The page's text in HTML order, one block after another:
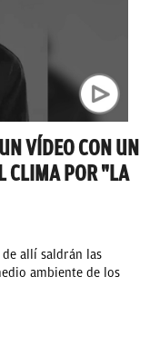
VÍDEO CON UN
CLIMA POR "LA
allí saldrán las
ambiente de los